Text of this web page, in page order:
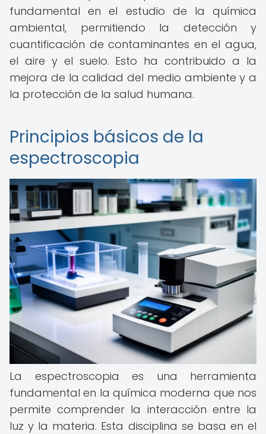
fundamental en el estudio de la química
ambiental, permitiendo la detección y
cuantificación de contaminantes en el agua,
el aire y el suelo. Esto ha contribuido a la
mejora de la calidad del medio ambiente y a
la protección de la salud humana.
Principios básicos de la
espectroscopia
La espectroscopia es una herramienta
fundamental en la química moderna que nos
permite comprender la interacción entre la
luz y la materia. Esta disciplina se basa en el